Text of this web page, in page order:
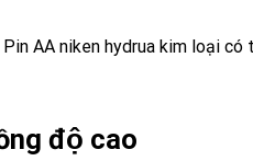
AA niken hydrua kim loại
độ cao